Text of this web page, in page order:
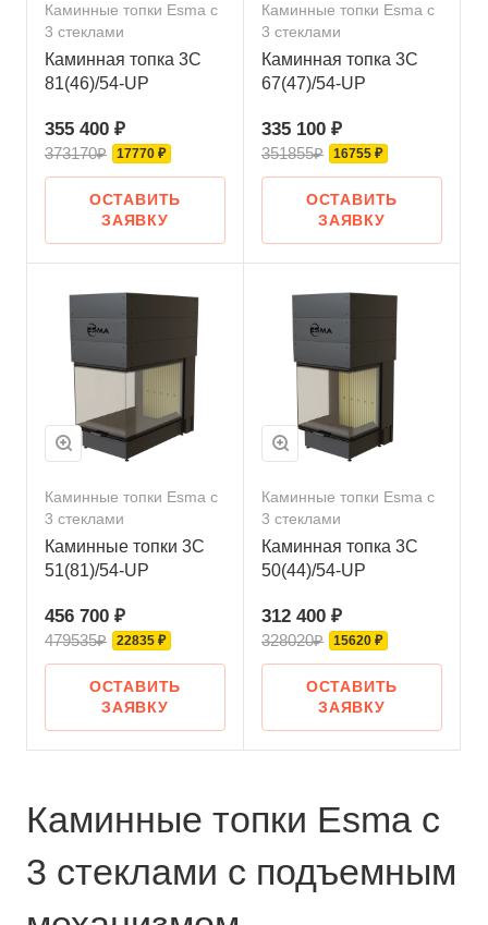
Каминные топки Esma с
3 стеклами
Каминная топка 3С
81(46)/54-UP
355 400 ₽
373170₽ 17770 ₽
ОСТАВИТЬ
ЗАЯВКУ
Каминные топки Esma с
3 стеклами
Каминная топка 3С
67(47)/54-UP
335 100 ₽
351855₽ 16755 ₽
ОСТАВИТЬ
ЗАЯВКУ
Каминные топки Esma с
3 стеклами
Каминные топки 3С
51(81)/54-UP
456 700 ₽
479535₽ 22835 ₽
ОСТАВИТЬ
ЗАЯВКУ
Каминные топки Esma с
3 стеклами
Каминная топка 3С
50(44)/54-UP
312 400 ₽
328020₽ 15620 ₽
ОСТАВИТЬ
ЗАЯВКУ
Каминные топки Esma с
3 стеклами с подъемным